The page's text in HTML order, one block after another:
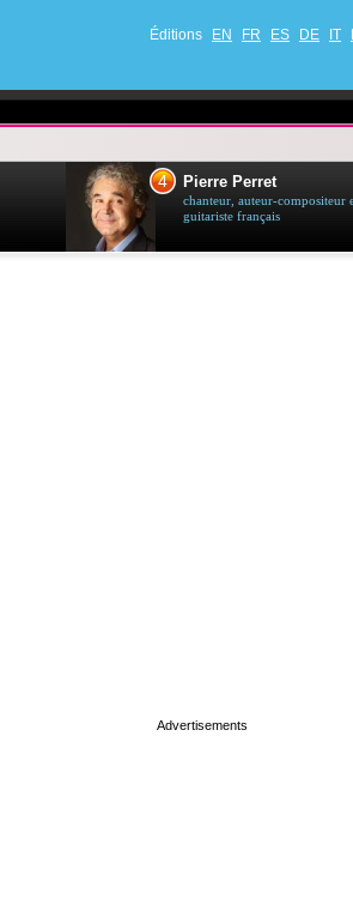
Éditions EN FR ES DE IT
4 Pierre Perret
chanteur, auteur-compositeur
guitariste français